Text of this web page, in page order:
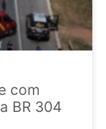
com
BR 304